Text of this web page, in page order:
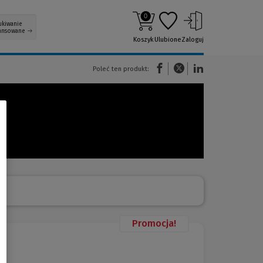
0
KoszykUlubioneZaloguj
Poleć ten produkt:
(Nowe okno)(Link do innej strony)
Promocja!